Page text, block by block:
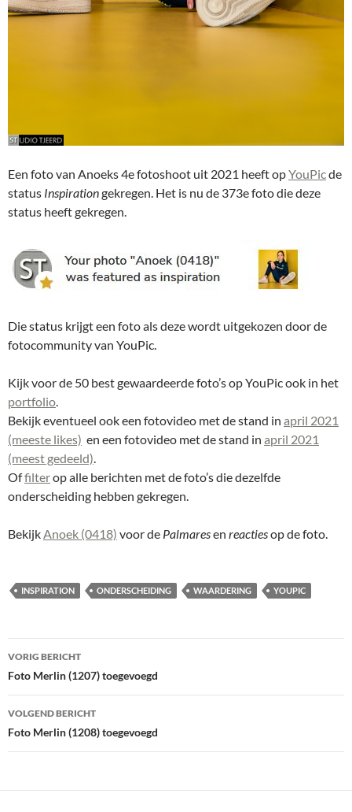
Een foto van Anoeks 4e fotoshoot uit 2021 heeft opYouPicde
status Inspirationgekregen. Het is nu de 373e foto die deze
status heeft gekregen.
Die status krijgt een foto als deze wordt uitgekozen door de
fotocommunity van YouPic.
Kijk voor de 50 best gewaardeerde foto’s op YouPic ook in het
portfolio.
Bekijk eventueel ook een fotovideo met de stand in april 2021
(meeste likes) en een fotovideo met de stand in april 2021
(meest gedeeld).
Offilterop alle berichten met de foto’s die dezelfde
onderscheiding hebben gekregen.
BekijkAnoek (0418) voor de Palmaresen reactiesop de foto.
INSPIRATION ONDERSCHEIDING WAARDERING YOUPIC
Bericht
navigatie
VORIG BERICHT
Foto Merlin (1207) toegevoegd
VOLGEND BERICHT
Foto Merlin (1208) toegevoegd